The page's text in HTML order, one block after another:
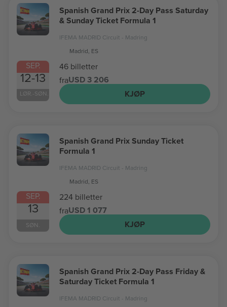
SEP.
12-13
LØR.-SØN.
Spanish Grand Prix 2-Day Pass Saturday
& Sunday Ticket Formula 1
IFEMA MADRID Circuit - Madring
Madrid, ES
46 billetter
fraUSD 3 206
KJØP
SEP.
13
SØN.
Spanish Grand Prix Sunday Ticket
Formula 1
IFEMA MADRID Circuit - Madring
Madrid, ES
224 billetter
fraUSD 1 077
KJØP
Spanish Grand Prix 2-Day Pass Friday &
Saturday Ticket Formula 1
IFEMA MADRID Circuit - Madring